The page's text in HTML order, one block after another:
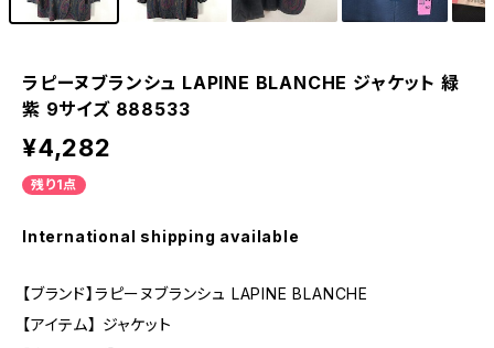
ラピーヌブランシュ LAPINE BLANCHE ジャケット 緑
紫 9サイズ 888533
¥4,282
残り1点
International shipping available
【ブランド】ラピーヌブランシュ LAPINE BLANCHE
【アイテム】 ジャケット